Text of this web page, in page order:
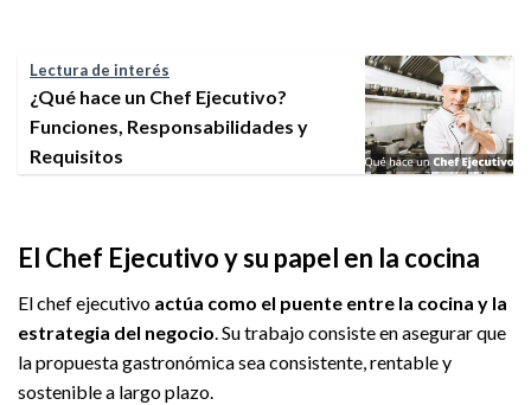
Lectura de interés
¿Qué hace un Chef Ejecutivo?
Funciones, Responsabilidades y
Requisitos
El Chef Ejecutivo y su papel en la cocina
El chef ejecutivo actúa como el puente entre la cocina y la
estrategia del negocio. Su trabajo consiste en asegurar que
la propuesta gastronómica sea consistente, rentable y
sostenible a largo plazo.